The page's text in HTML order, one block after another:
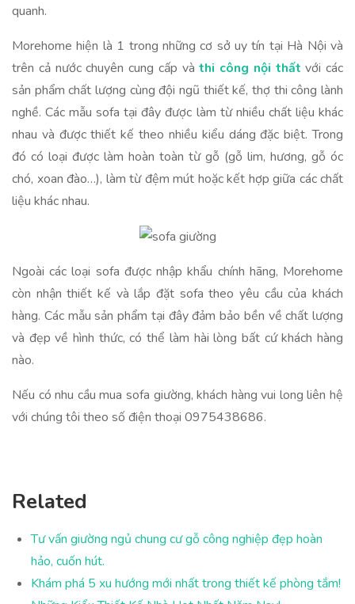
quanh.
Morehome hiện là 1 trong những cơ sở uy tín tại Hà Nội và
trên cả nước chuyên cung cấp vàthi công nội thất với các
sản phẩm chất lượng cùng đội ngũ thiết kế, thợ thi công lành
nghề. Các mẫu sofa tại đây được làm từ nhiều chất liệu khác
nhau và được thiết kế theo nhiều kiểu dáng đặc biệt. Trong
đó có loại được làm hoàn toàn từ gỗ (gỗ lim, hương, gỗ óc
chó, xoan đào…), làm từ đệm mút hoặc kết hợp giữa các chất
liệu khác nhau.
Ngoài các loại sofa được nhập khẩu chính hãng, Morehome
còn nhận thiết kế và lắp đặt sofa theo yêu cầu của khách
hàng. Các mẫu sản phẩm tại đây đảm bảo bền về chất lượng
và đẹp về hình thức, có thể làm hài lòng bất cứ khách hàng
nào.
Nếu có nhu cầu mua sofa giường, khách hàng vui long liên hệ
với chúng tôi theo số điện thoại 0975438686.
Related
Tư vấn giường ngủ chung cư gỗ công nghiệp đẹp hoàn
hảo, cuốn hút.
Khám phá 5 xu hướng mới nhất trong thiết kế phòng tắm!